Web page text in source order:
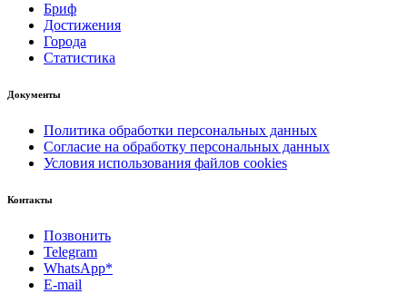
Бриф
Достижения
Города
Статистика
Документы
Политика обработки персональных данных
Согласие на обработку персональных данных
Условия использования файлов cookies
Контакты
Позвонить
Telegram
WhatsApp*
E-mail